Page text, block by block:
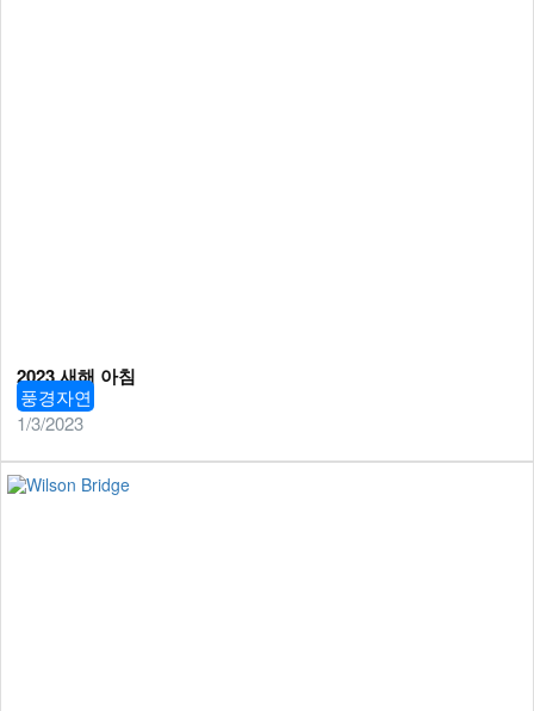
2023 새해 아침
풍경자연
1/3/2023